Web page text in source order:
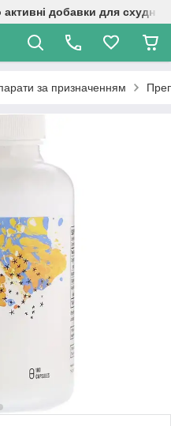
активні добавки для
за призначенням